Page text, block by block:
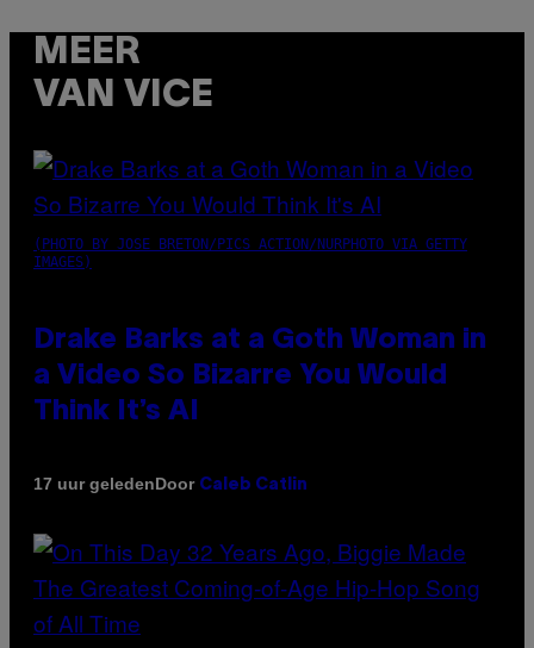
MEER
VAN VICE
(PHOTO BY JOSE BRETON/PICS ACTION/NURPHOTO VIA GETTY
IMAGES)
Drake Barks at a Goth Woman in
a Video So Bizarre You Would
Think It’s AI
17 uur geledenDoor Caleb Catlin